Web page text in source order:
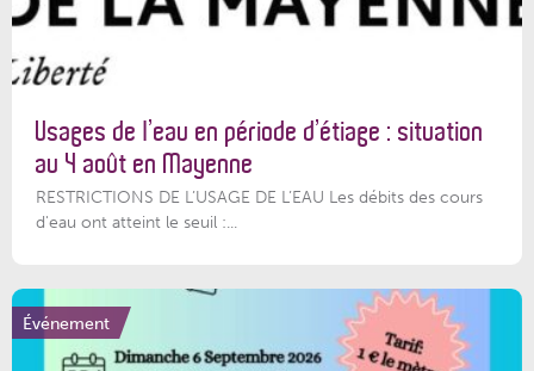
Usages de l’eau en période d’étiage : situation
au 4 août en Mayenne
RESTRICTIONS DE L’USAGE DE L’EAU Les débits des cours
d'eau ont atteint le seuil :...
Événement